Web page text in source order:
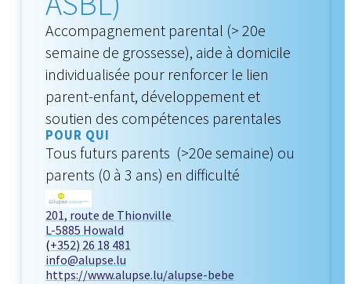
Accompagnement parental (> 20e
semaine de grossesse), aide à domicile
individualisée pour renforcer le lien
parent-enfant, développement et
soutien des compétences parentales
POUR QUI
Tous futurs parents (>20e semaine) ou
parents (0 à 3 ans) en difficulté
201, route de Thionville
L-5885 Howald
(+352) 26 18 481
info@alupse.lu
https://www.alupse.lu/alupse-bebe